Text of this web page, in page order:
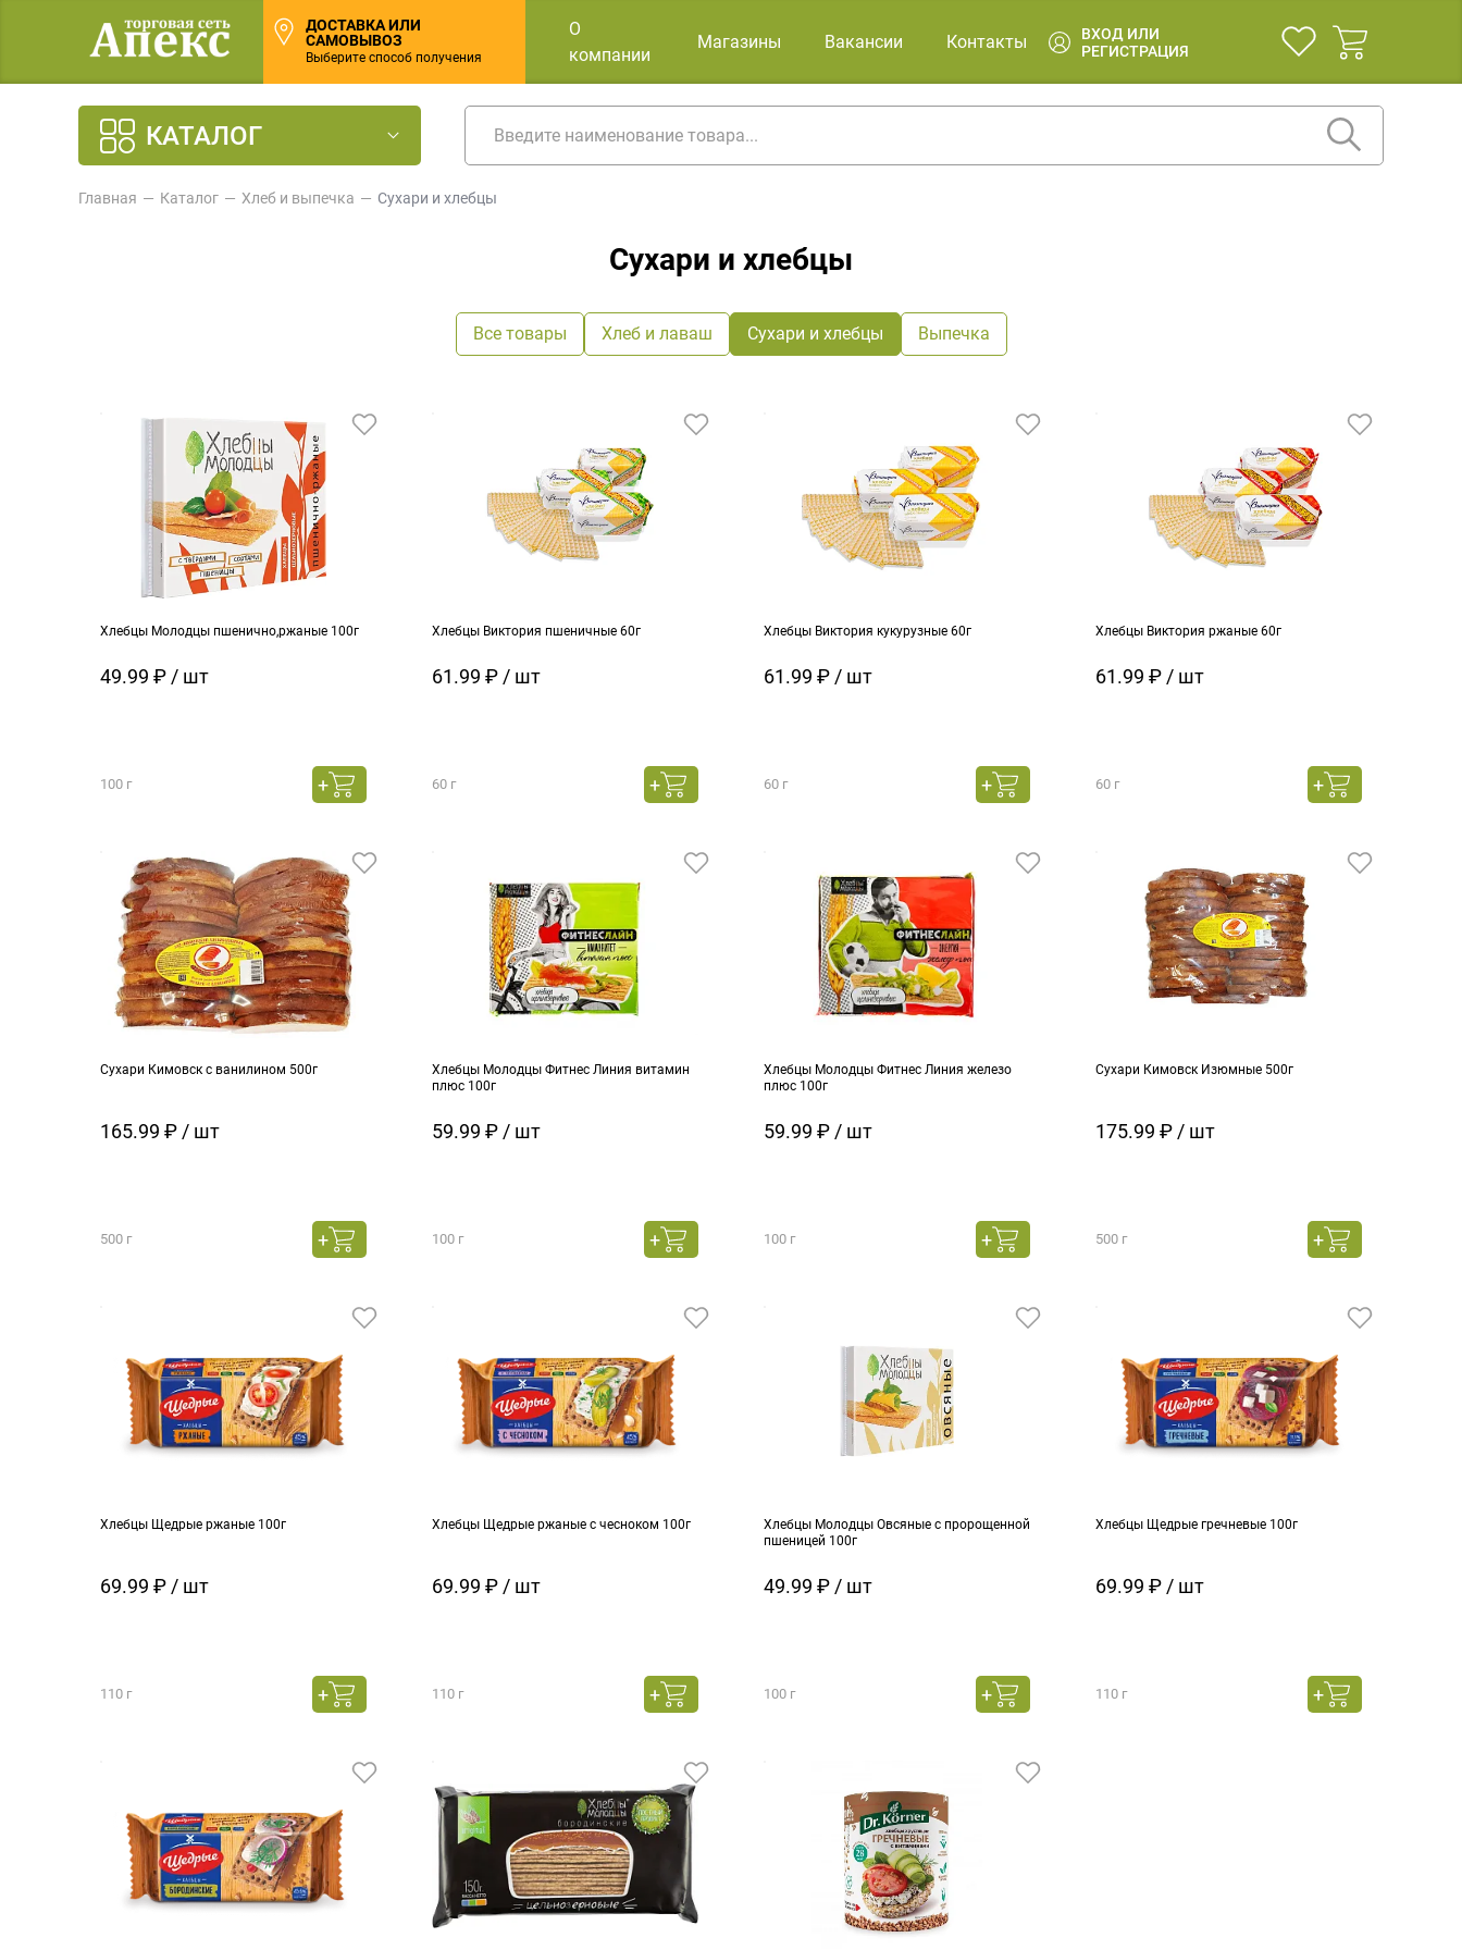
ДОСТАВКА ИЛИ
САМОВЫВОЗ
Выберите способ получения
О
компании
Магазины Вакансии Контакты
ВХОД ИЛИ
РЕГИСТРАЦИЯ
КАТАЛОГ
Главная Каталог Хлеб и выпечка Сухари и хлебцы
Сухари и хлебцы
Все товары Хлеб и лаваш Сухари и хлебцы Выпечка
Хлебцы Молодцы пшенично,ржаные 100г
49.99 ₽ / шт
100 г
Хлебцы Виктория пшеничные 60г
61.99 ₽ / шт
60 г
Хлебцы Виктория кукурузные 60г
61.99 ₽ / шт
60 г
Хлебцы Виктория ржаные 60г
61.99 ₽ / шт
60 г
Сухари Кимовск с ванилином 500г
165.99 ₽ / шт
500 г
Хлебцы Молодцы Фитнес Линия витамин
плюс 100г
59.99 ₽ / шт
100 г
Хлебцы Молодцы Фитнес Линия железо
плюс 100г
59.99 ₽ / шт
100 г
Сухари Кимовск Изюмные 500г
175.99 ₽ / шт
500 г
Хлебцы Щедрые ржаные 100г
69.99 ₽ / шт
110 г
Хлебцы Щедрые ржаные с чесноком 100г
69.99 ₽ / шт
110 г
Хлебцы Молодцы Овсяные с пророщенной
пшеницей 100г
49.99 ₽ / шт
100 г
Хлебцы Щедрые гречневые 100г
69.99 ₽ / шт
110 г